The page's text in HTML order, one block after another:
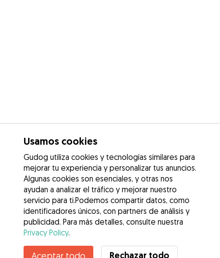
Usamos cookies
Gudog utiliza cookies y tecnologías similares para
mejorar tu experiencia y personalizar tus anuncios.
Algunas cookies son esenciales, y otras nos
ayudan a analizar el tráfico y mejorar nuestro
servicio para ti.Podemos compartir datos, como
identificadores únicos, con partners de análisis y
publicidad. Para más detalles, consulte nuestra
Privacy Policy.
Aceptar todo Rechazar todo